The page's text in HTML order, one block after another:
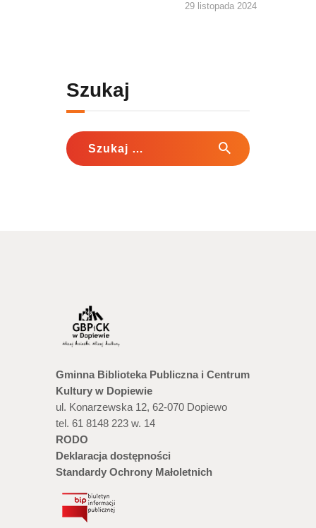
29 listopada 2024
Szukaj
Szukaj:
Gminna Biblioteka Publiczna i Centrum
Kultury w Dopiewie
ul. Konarzewska 12, 62-070 Dopiewo
tel. 61 8148 223 w. 14
RODO
Deklaracja dostępności
Standardy Ochrony Małoletnich